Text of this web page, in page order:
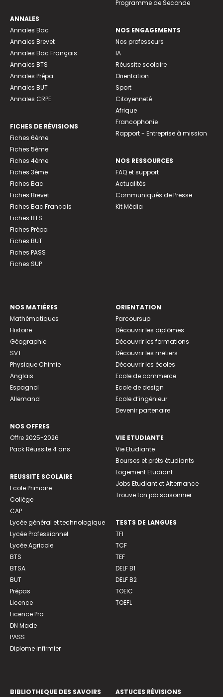
ANNALES
Annales Bac
Annales Brevet
Annales Bac Français
Annales BTS
Annales Prépa
Annales BUT
Annales CRPE
FICHES DE RÉVISIONS
Fiches 6ème
Fiches 5ème
Fiches 4ème
Fiches 3ème
Fiches Bac
Fiches Brevet
Fiches Bac Français
Fiches BTS
Fiches Prépa
Fiches BUT
Fiches PASS
Fiches SUP
Programme de Seconde
NOS ENGAGEMENTS
Nos professeurs
IA
Réussite scolaire
Orientation
Sport
Citoyenneté
Afrique
Francophonie
Rapport - Entreprise à mission
NOS RESSOURCES
FAQ et support
Actualités
Communiqués de Presse
Kit Média
NOS MATIÈRES
Mathématiques
Histoire
Géographie
SVT
Physique Chimie
Anglais
Espagnol
Allemand
NOS OFFRES
Offre 2025-2026
Pack Réussite 4 ans
REUSSITE SCOLAIRE
Ecole Primaire
Collège
CAP
Lycée général et technologique
Lycée Professionnel
Lycée Agricole
BTS
BTSA
BUT
Prépas
Licence
Licence Pro
DN Made
PASS
Diplome infirmier
ORIENTATION
Parcoursup
Découvrir les diplômes
Découvrir les formations
Découvrir les métiers
Découvrir les écoles
Ecole de commerce
Ecole de design
Ecole d’ingénieur
Devenir partenaire
VIE ETUDIANTE
Vie Etudiante
Bourses et prêts étudiants
Logement Etudiant
Jobs Etudiant et Alternance
Trouve ton job saisonnier
TESTS DE LANGUES
TFI
TCF
TEF
DELF B1
DELF B2
TOEIC
TOEFL
BIBLIOTHEQUE DES SAVOIRS
ASTUCES RÉVISIONS